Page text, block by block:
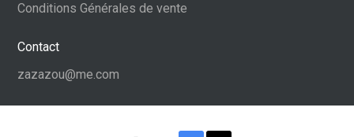
Conditions Générales de vente
Contact
zazazou@me.com